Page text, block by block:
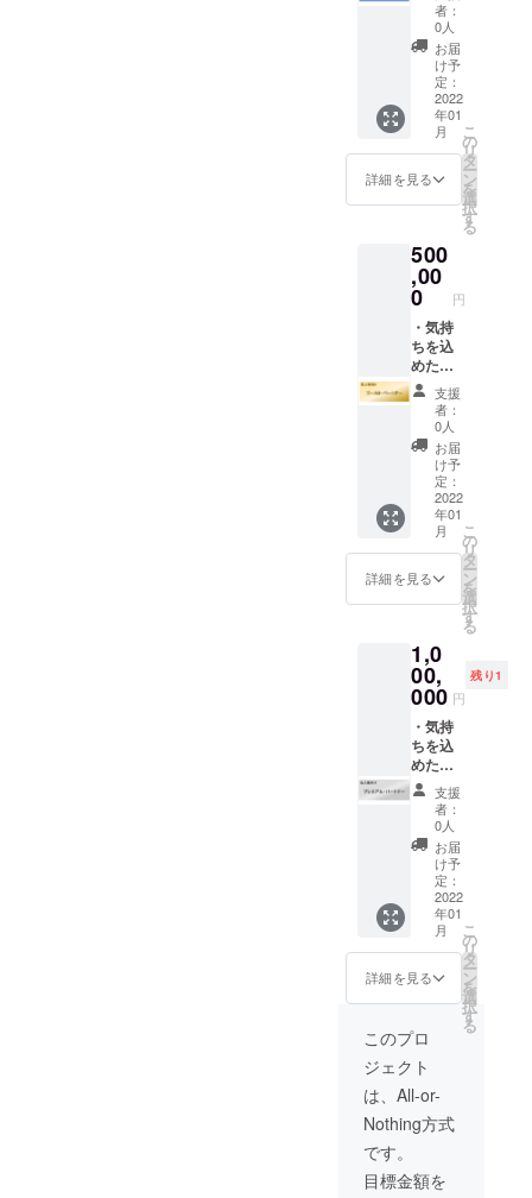
リース
日の１
週間前
にメー
ルにて
配布
※ 備考
欄に、
お名前
の入力
しま
す。
（名
前：20
文字以
下、イ
ニシャ
ル及び
ニック
ネーム
可）
お名前
を掲載
させて
いただ
きま
す。 ・
サブス
クリプ
ショ
ン：「1
年プラ
クーポ
ンコー
ド発行
（各1名
様分）
→ リ
リース
日の１
週間前
にメー
ルにて
配布
※ 備考
欄に、
お名前
の入力
をよろ
しくお
願い致
しま
（名
前：20
文字以
下、イ
ニシャ
ル及び
ニック
ネーム
可）
セージ
・随
時、活
動に進
展があ
りまし
たら、
その報
告メー
ル ・ア
プリ内
者一覧
ページ
にて、
「活動
支援
パート
ナー
様」と
して、
学校
名、会
社名等
を掲載
させて
いただ
きま
す。 ・
貴社、
貴校に
関する
ト（説
明会、
ガイダ
ンスな
ど）動
画の自
由投稿
権の付
与 →
権利履
行期
間：リ
リース
日より
6ヶ月間
※ 備考
欄に
て、学
校名又
は会社
名等の
記入を
よろし
くお願
い致し
ます。
文字以
者：
0人
お届
け予
定：
2022
年01
月
詳細を見る
こ
の
リ
タ
ー
ン
を
選
択
す
る
500
,00
0 円
・気持
ちを込
めた感
謝の
メッ
セージ
・随
時、活
動に進
展があ
りまし
たら、
その報
告メー
ル ・ア
プリ内
者一覧
ページ
にて、
「活動
支援
ゴール
ド・
パート
ナー
様」と
して、
学校
名・会
社名を
掲載さ
せてい
ただき
ます。
・貴
社、貴
校に関
するイ
ベント
（説明
会、ガ
イダン
画の自
支援
者：
0人
お届
け予
定：
2022
年01
月
詳細を見る
こ
の
リ
タ
ー
ン
を
選
択
す
る
1,0
00,
000 円
残り1
・気持
ちを込
めた感
謝の
メッ
セージ
・随
時、活
動に進
展があ
りまし
たら、
その報
告メー
ル ・ア
プリ内
の支援
者一覧
ページ
及びタ
イトル
画面に
ミア
支援
者：
0人
お届
け予
定：
2022
年01
月
詳細を見る
こ
の
リ
タ
ー
ン
を
選
択
す
る
このプロ
ジェクト
は、All-or-
Nothing方式
です。
目標金額を